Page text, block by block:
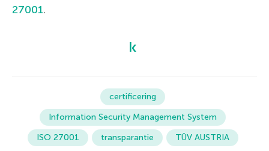
27001.
certificering
Information Security Management System
ISO 27001
transparantie TÜV AUSTRIA